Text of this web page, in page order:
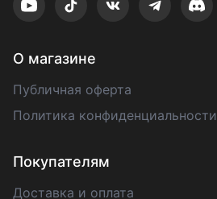
О магазине
Публичная оферта
Политика конфиденциальности
Покупателям
Доставка и оплата